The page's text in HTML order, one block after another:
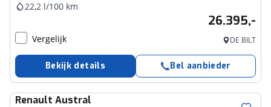
22,2 l/100 km
26.395,-
Vergelijk DE BILT
Bekijk details Bel aanbieder
Renault Austral